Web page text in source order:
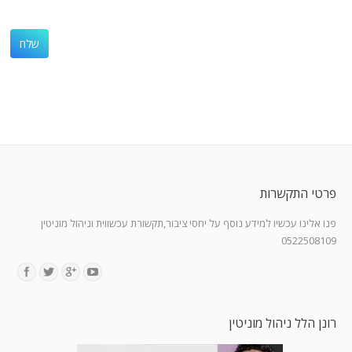
פרטי התקשרות
פנו אלינו עכשיו למידע נוסף על יחסי ציבור,תקשורת עכשווית וניהול מוניטין
0522508109
רונן הלל ניהול מוניטין